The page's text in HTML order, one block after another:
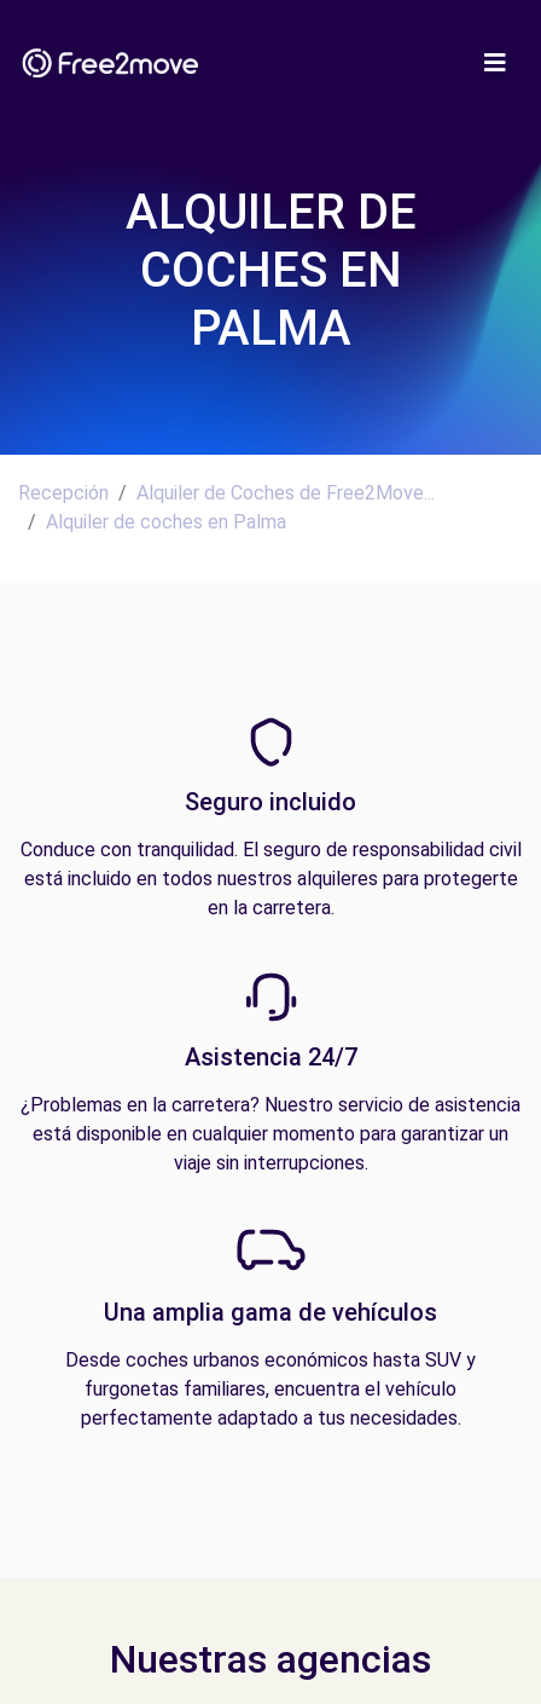
ALQUILER DE
COCHES EN
PALMA
Recepción
Alquiler de Coches de Free2Move...
Alquiler de coches en Palma
Seguro incluido
Conduce con tranquilidad. El seguro de responsabilidad civil
está incluido en todos nuestros alquileres para protegerte
en la carretera.
Asistencia 24/7
¿Problemas en la carretera? Nuestro servicio de asistencia
está disponible en cualquier momento para garantizar un
viaje sin interrupciones.
Una amplia gama de vehículos
Desde coches urbanos económicos hasta SUV y
furgonetas familiares, encuentra el vehículo
perfectamente adaptado a tus necesidades.
Nuestras agencias